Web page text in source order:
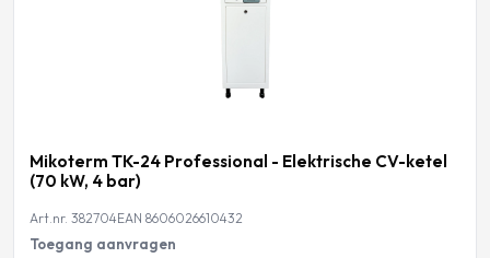
Mikoterm TK-24 Professional - Elektrische CV-ketel
(70 kW, 4 bar)
Art.nr. 382704EAN 8606026610432
Toegang aanvragen